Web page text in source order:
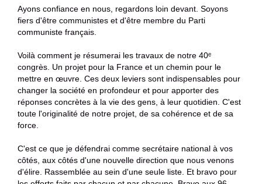
Ayons confiance en nous, regardons loin devant. Soyons
fiers d'être communistes et d'être membre du Parti
communiste français.
Voilà comment je résumerai les travaux de notre 40ᵉ
congrès. Un projet pour la France et un chemin pour le
mettre en œuvre. Ces deux leviers sont indispensables pour
changer la société en profondeur et pour apporter des
réponses concrètes à la vie des gens, à leur quotidien. C'est
toute l'originalité de notre projet, de sa cohérence et de sa
force.
C'est ce que je défendrai comme secrétaire national à vos
côtés, aux côtés d'une nouvelle direction que nous venons
d'élire. Rassemblée au sein d'une seule liste. Et bravo pour